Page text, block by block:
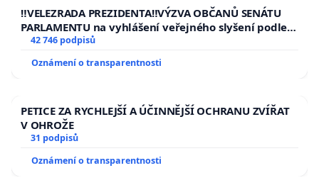
republiky
‼️VELEZRADA PREZIDENTA‼️VÝZVA OBČANŮ SENÁTU
PARLAMENTU na vyhlášení veřejného slyšení podle §
144 jednacího řádu Senátu k návrhu na přijetí
republiky
42 746 podpisů
Oznámení o transparentnosti
PETICE ZA RYCHLEJŠÍ A ÚČINNĚJŠÍ OCHRANU ZVÍŘAT
V OHROŽE
31 podpisů
Oznámení o transparentnosti